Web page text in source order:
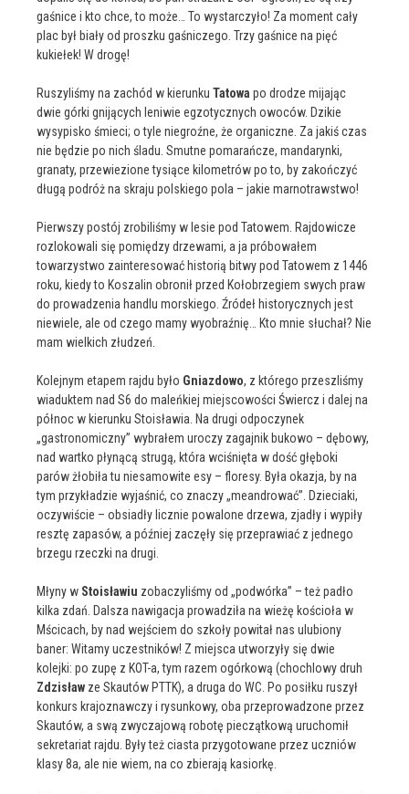
gaśnice i kto chce, to może… To wystarczyło! Za moment cały
plac był biały od proszku gaśniczego. Trzy gaśnice na pięć
kukiełek! W drogę!
Ruszyliśmy na zachód w kierunku Tatowa po drodze mijając
dwie górki gnijących leniwie egzotycznych owoców. Dzikie
wysypisko śmieci; o tyle niegroźne, że organiczne. Za jakiś czas
nie będzie po nich śladu. Smutne pomarańcze, mandarynki,
granaty, przewiezione tysiące kilometrów po to, by zakończyć
długą podróż na skraju polskiego pola – jakie marnotrawstwo!
Pierwszy postój zrobiliśmy w lesie pod Tatowem. Rajdowicze
rozlokowali się pomiędzy drzewami, a ja próbowałem
towarzystwo zainteresować historią bitwy pod Tatowem z 1446
roku, kiedy to Koszalin obronił przed Kołobrzegiem swych praw
do prowadzenia handlu morskiego. Źródeł historycznych jest
niewiele, ale od czego mamy wyobraźnię… Kto mnie słuchał? Nie
mam wielkich złudzeń.
Kolejnym etapem rajdu było Gniazdowo, z którego przeszliśmy
wiaduktem nad S6 do maleńkiej miejscowości Świercz i dalej na
północ w kierunku Stoisławia. Na drugi odpoczynek
„gastronomiczny” wybrałem uroczy zagajnik bukowo – dębowy,
nad wartko płynącą strugą, która wciśnięta w dość głęboki
parów żłobiła tu niesamowite esy – floresy. Była okazja, by na
tym przykładzie wyjaśnić, co znaczy „meandrować”. Dzieciaki,
oczywiście – obsiadły licznie powalone drzewa, zjadły i wypiły
resztę zapasów, a później zaczęły się przeprawiać z jednego
brzegu rzeczki na drugi.
Młyny w Stoisławiu zobaczyliśmy od „podwórka” – też padło
kilka zdań. Dalsza nawigacja prowadziła na wieżę kościoła w
Mścicach, by nad wejściem do szkoły powitał nas ulubiony
baner: Witamy uczestników! Z miejsca utworzyły się dwie
kolejki: po zupę z KOT-a, tym razem ogórkową (chochlowy druh
Zdzisław ze Skautów PTTK), a druga do WC. Po posiłku ruszył
konkurs krajoznawczy i rysunkowy, oba przeprowadzone przez
Skautów, a swą zwyczajową robotę pieczątkową uruchomił
sekretariat rajdu. Były też ciasta przygotowane przez uczniów
klasy 8a, ale nie wiem, na co zbierają kasiorkę.